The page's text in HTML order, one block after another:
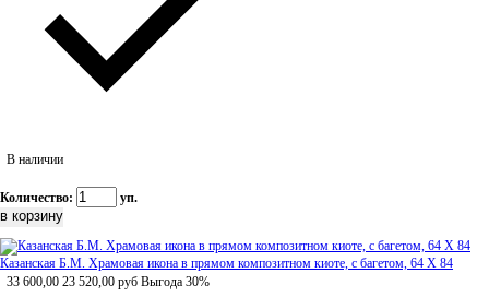
В наличии
Количество: уп.
Казанская Б.М. Храмовая икона в прямом композитном киоте, с багетом, 64 Х 84
33 600,00 23 520,00 руб Выгода 30%